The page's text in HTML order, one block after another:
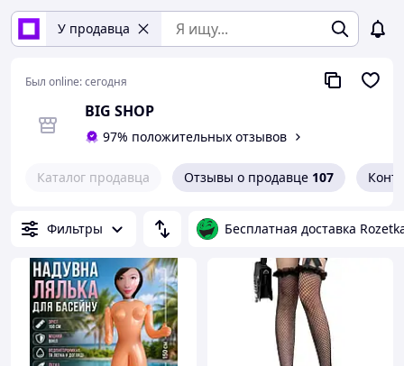
У продавца
Был online:сегодня
BIG SHOP
97% положительных отзывов
Каталог продавца Отзывы о продавце 107
Фильтры Бесплатная доставка